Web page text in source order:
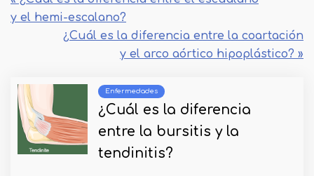
y el hemi-escalano?
¿Cuál es la diferencia entre la coartación
y el arco aórtico hipoplástico? »
Enfermedades
¿Cuál es la diferencia
entre la bursitis y la
tendinitis?